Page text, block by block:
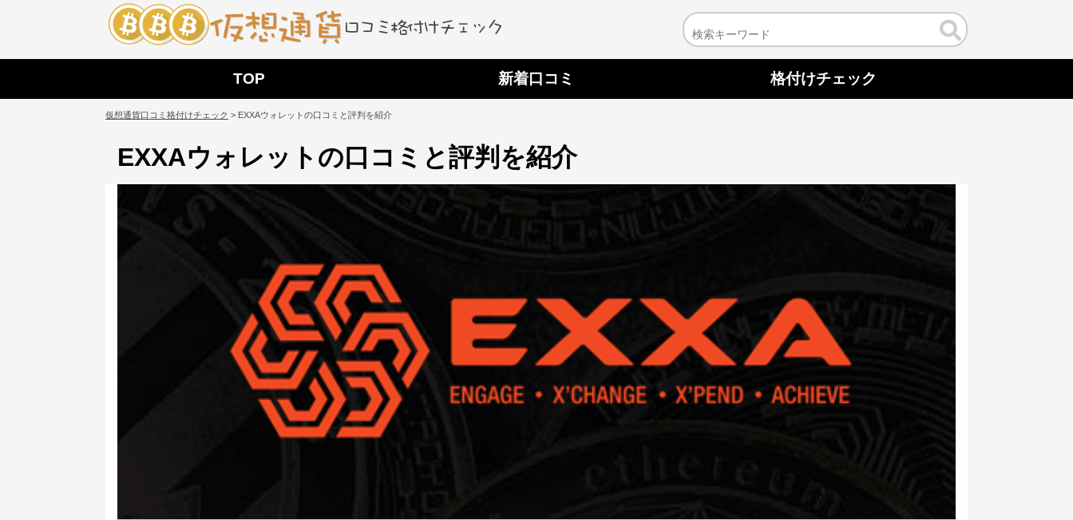
TOP 新着口コミ 格付けチェック
仮想通貨口コミ格付けチェック > EXXAウォレットの口コミと評判を紹介
EXXAウォレットの口コミと評判を紹介